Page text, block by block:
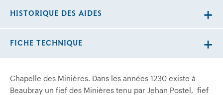
Chapelle des Minières. Dans les années 1230 existe à
Beaubray un fief des Minières tenu par Jehan Postel, fief
HISTORIQUE DES AIDES
FICHE TECHNIQUE